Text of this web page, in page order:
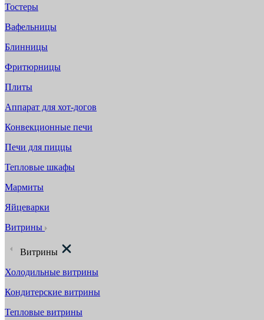
Тостеры
Вафельницы
Блинницы
Фритюрницы
Плиты
Аппарат для хот-догов
Конвекционные печи
Печи для пиццы
Тепловые шкафы
Мармиты
Яйцеварки
Витрины
Витрины
Холодильные витрины
Кондитерские витрины
Тепловые витрины